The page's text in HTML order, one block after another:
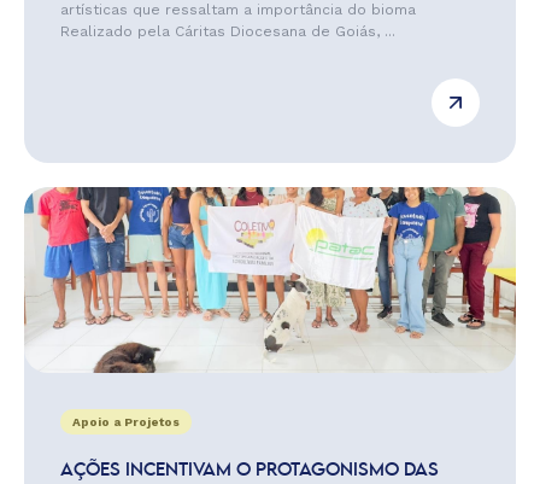
artísticas que ressaltam a importância do bioma
Realizado pela Cáritas Diocesana de Goiás, ...
Apoio a Projetos
AÇÕES INCENTIVAM O PROTAGONISMO DAS